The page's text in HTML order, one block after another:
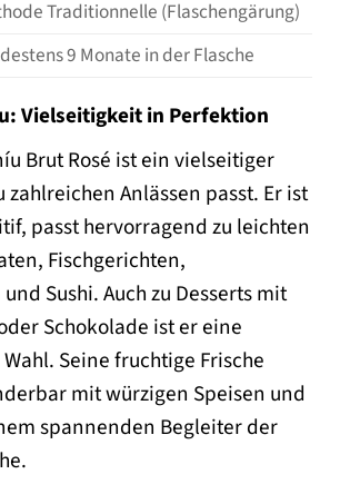
Traditionnelle (Flaschengärung)
9 Monate in der Flasche
Vielseitigkeit in Perfektion
Brut Rosé ist ein vielseitiger
zahlreichen Anlässen passt. Er ist
passt hervorragend zu leichten
Fischgerichten,
Sushi. Auch zu Desserts mit
Schokolade ist er eine
Seine fruchtige Frische
mit würzigen Speisen und
spannenden Begleiter der